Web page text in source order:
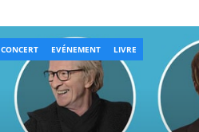
CONCERT EVÉNEMENT LIVRE